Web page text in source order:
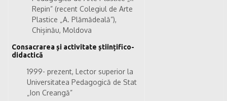
Repin” (recent Colegiul de Arte
Plastice „A. Plămădeală”),
Chișinău, Moldova
Consacrarea și activitate științifico-
didactică
1999- prezent, Lector superior la
Universitatea Pedagogică de Stat
„Ion Creangă”